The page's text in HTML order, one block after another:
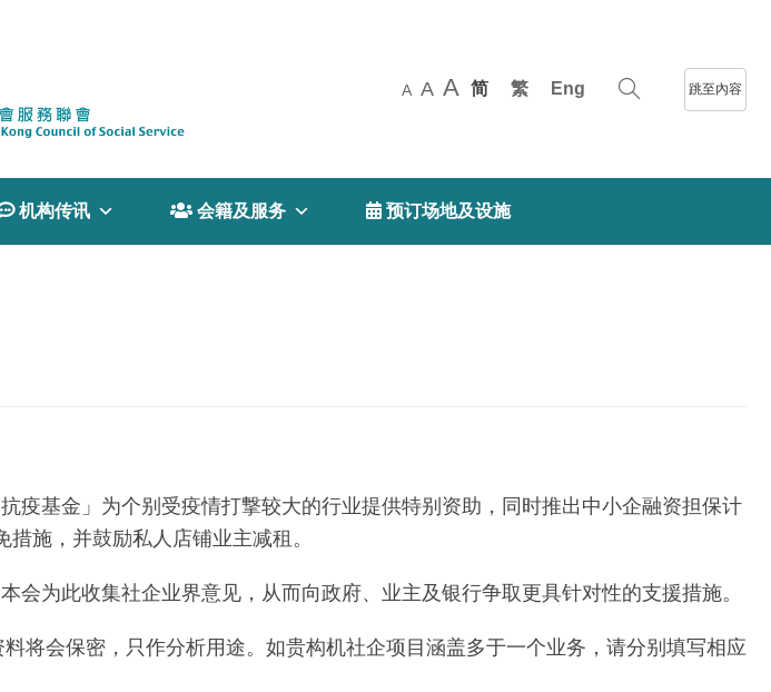
A A A 简 繁 Eng 跳至內容
机构传讯  会籍及服务  预订场地及设施
基金」为个别受疫情打撃较大的行业提供特别资助，同时推出中小企融资担保计
施，并鼓励私人店铺业主减租。
为此收集社企业界意见，从而向政府、业主及银行争取更具针对性的支援措施。
将会保密，只作分析用途。如贵构机社企项目涵盖多于一个业务，请分别填写相应